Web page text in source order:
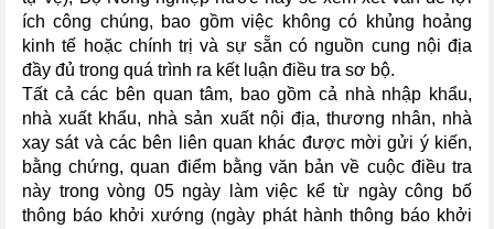
ích công chúng, bao gồm việc không có khủng hoảng
kinh tế hoặc chính trị và sự sẵn có nguồn cung nội địa
đầy đủ trong quá trình ra kết luận điều tra sơ bộ.
Tất cả các bên quan tâm, bao gồm cả nhà nhập khẩu,
nhà xuất khẩu, nhà sản xuất nội địa, thương nhân, nhà
xay sát và các bên liên quan khác được mời gửi ý kiến,
bằng chứng, quan điểm bằng văn bản về cuộc điều tra
này trong vòng 05 ngày làm việc kể từ ngày công bố
thông báo khởi xướng (ngày phát hành thông báo khởi